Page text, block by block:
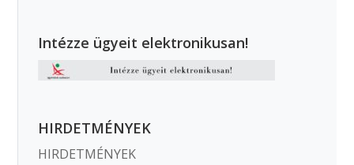
Intézze ügyeit elektronikusan!
HIRDETMÉNYEK
HIRDETMÉNYEK